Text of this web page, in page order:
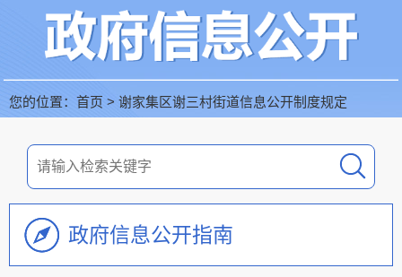
您的位置： 首页 > 谢家集区谢三村街道信息公开制度规定
政府信息公开指南